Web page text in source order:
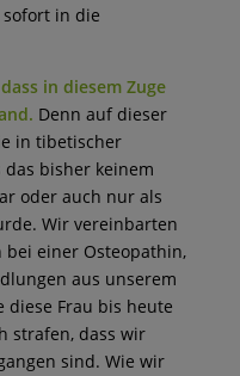
in die
in diesem Zuge
Denn auf dieser
in tibetischer
bisher keinem
oder auch nur als
Wir vereinbarten
einer Osteopathin,
aus unserem
Frau bis heute
strafen, dass wir
sind. Wie wir